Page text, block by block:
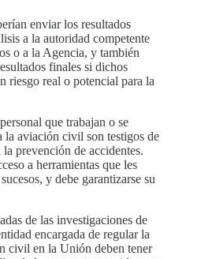
enviar los resultados
a la autoridad competente
o a la Agencia, y también
finales si dichos
riesgo real o potencial para la
que trabajan o se
la aviación civil son testigos de
la prevención de accidentes.
a herramientas que les
y debe garantizarse su
de las investigaciones de
encargada de regular la
civil en la Unión deben tener